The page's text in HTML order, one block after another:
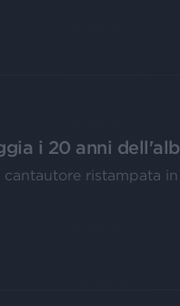
i 20 anni
ristampata